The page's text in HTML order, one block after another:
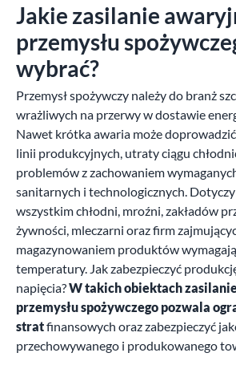
Jakie zasilanie
przemysłu
wybrać?
Przemysł spożywczy należy do branż
wrażliwych na przerwy w dostawie
Nawet krótka awaria może
linii produkcyjnych, utraty ciągu
problemów z zachowaniem
sanitarnych i technologicznych.
wszystkim chłodni, mroźni, zakładów
żywności, mleczarni oraz firm
magazynowaniem produktów
temperatury. Jak zabezpieczyć
napięcia?W takich obiektach
przemysłu spożywczego pozwala
stratfinansowych oraz zabezpieczyć
przechowywanego i produkowanego